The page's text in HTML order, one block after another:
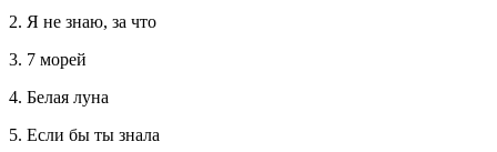
2. Я не знаю, за что
3. 7 морей
4. Белая луна
5. Если бы ты знала